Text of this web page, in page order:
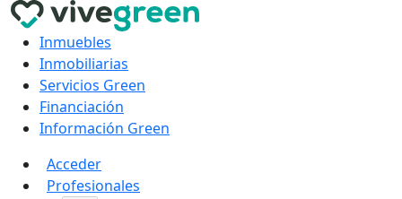
Inmuebles
Inmobiliarias
Servicios Green
Financiación
Información Green
Acceder
Profesionales